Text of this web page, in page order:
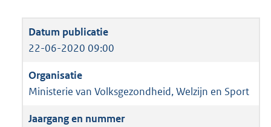
22-06-2020 09:00
Ministerie van Volksgezondheid, Welzijn en Sport